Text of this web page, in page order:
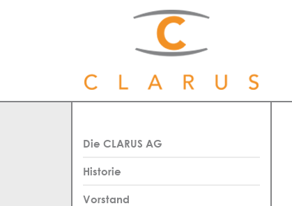
Die CLARUS AG
Historie
Vorstand